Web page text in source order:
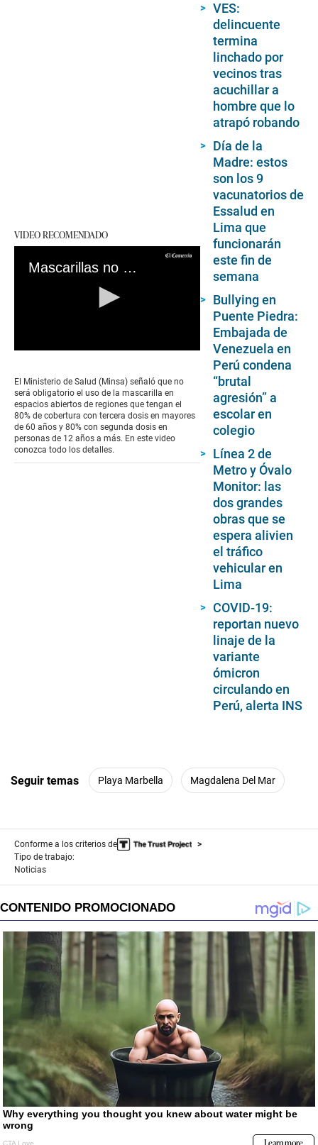
VIDEO RECOMENDADO
Mascarillas no serán obligatorias: ¿Desde cuándo rige y en qué regiones del Perú su uso será opcional?
of
0
seconds
El Ministerio de Salud (Minsa) señaló que no
será obligatorio el uso de la mascarilla en
espacios abiertos de regiones que tengan el
80% de cobertura con tercera dosis en mayores
de 60 años y 80% con segunda dosis en
personas de 12 años a más. En este video
conozca todo los detalles.
VES:
delincuente
termina
linchado por
vecinos tras
acuchillar a
hombre que lo
atrapó robando
Día de la
Madre: estos
son los 9
vacunatorios de
Essalud en
Lima que
funcionarán
este fin de
semana
Bullying en
Puente Piedra:
Embajada de
Venezuela en
Perú condena
“brutal
agresión” a
escolar en
colegio
Línea 2 de
Metro y Óvalo
Monitor: las
dos grandes
obras que se
espera alivien
el tráfico
vehicular en
Lima
COVID-19:
reportan nuevo
linaje de la
variante
ómicron
circulando en
Perú, alerta INS
Seguir temas Playa Marbella Magdalena Del Mar
Conforme a los criterios de
Tipo de trabajo:
Noticias